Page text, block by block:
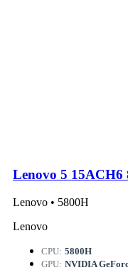
Lenovo 5 15ACH6
Lenovo • 5800H
Lenovo
CPU: 5800H
GPU: NVIDIA